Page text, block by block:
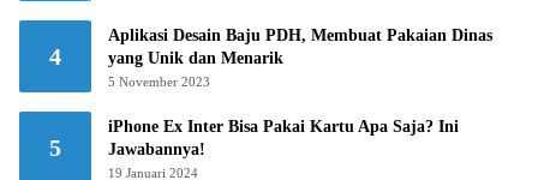
4
Aplikasi Desain Baju PDH, Membuat Pakaian Dinas
yang Unik dan Menarik
5 November 2023
5
iPhone Ex Inter Bisa Pakai Kartu Apa Saja? Ini
Jawabannya!
19 Januari 2024